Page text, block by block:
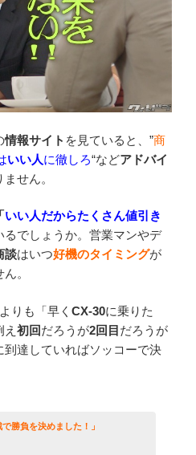
情報サイト を見ていると、”商
いい人に徹しろ“などアドバイ
せん。
「いい人だからたくさん値引き
るでしょうか。営業マンやデ
談はいつ好機のタイミングが
。
りも「早く CX-30に乗りた
初回だろうが2回目 だろうが
到達していればソッコーで決
で勝負を決めました！」